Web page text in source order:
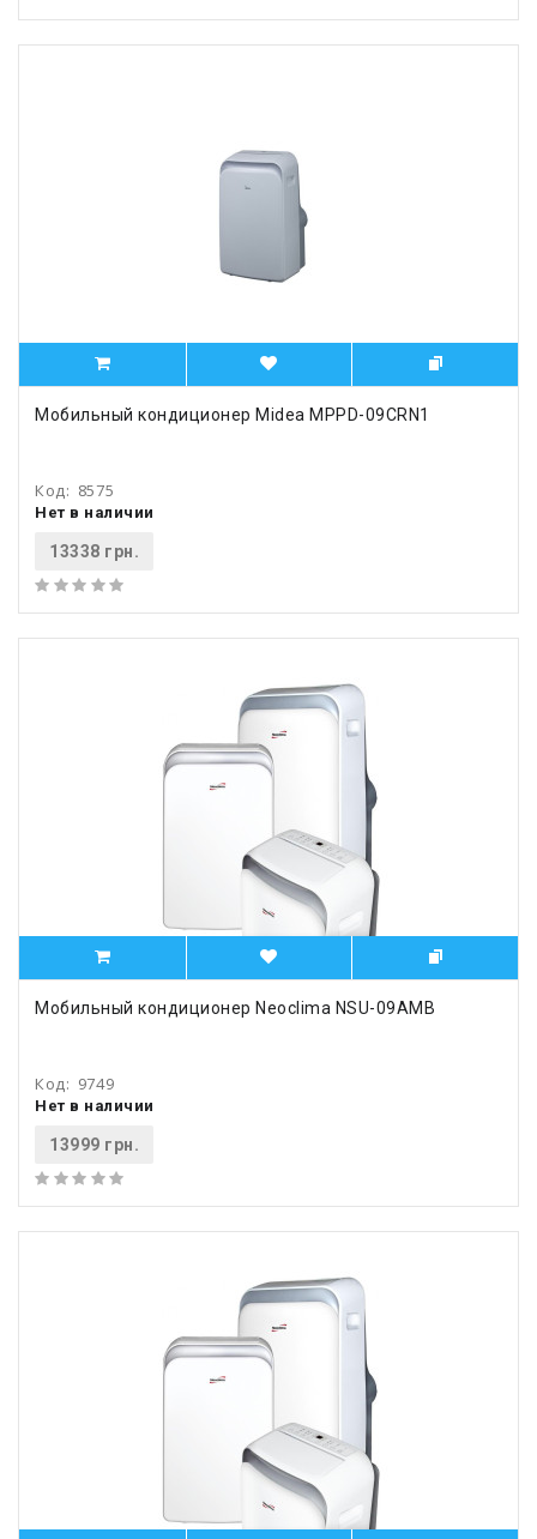
Мобильный кондиционер Midea MPPD-09CRN1
Код: 8575
Нет в наличии
13338 грн.
Мобильный кондиционер Neoclima NSU-09AMB
Код: 9749
Нет в наличии
13999 грн.